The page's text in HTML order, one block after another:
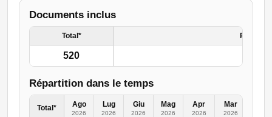
Documents inclus
Total* Resto
520
Répartition dans le temps
Total* Ago
2026
Lug
2026
Giu
2026
Mag
2026
Apr
2026
Mar
2026